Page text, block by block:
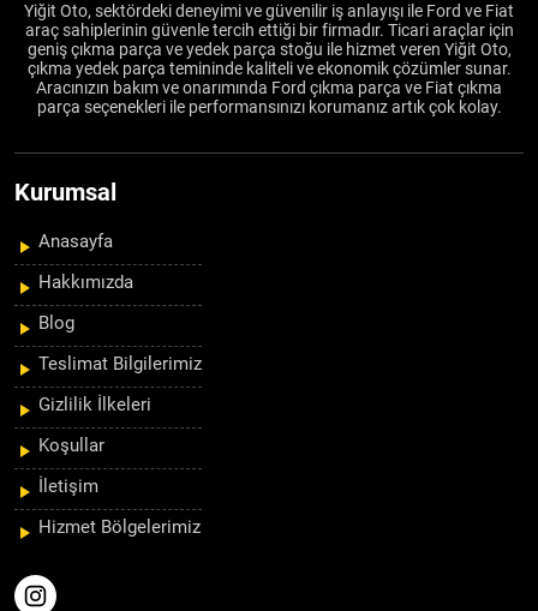
Yiğit Oto, sektördeki deneyimi ve güvenilir iş anlayışı ile Ford ve Fiat
araç sahiplerinin güvenle tercih ettiği bir firmadır. Ticari araçlar için
geniş çıkma parça ve yedek parça stoğu ile hizmet veren Yiğit Oto,
çıkma yedek parça temininde kaliteli ve ekonomik çözümler sunar.
Aracınızın bakım ve onarımında Ford çıkma parça ve Fiat çıkma
parça seçenekleri ile performansınızı korumanız artık çok kolay.
Kurumsal
Anasayfa
Hakkımızda
Blog
Teslimat Bilgilerimiz
Gizlilik İlkeleri
Koşullar
İletişim
Hizmet Bölgelerimiz